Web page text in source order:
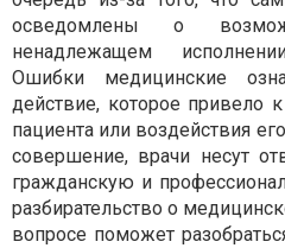
осведомлены о
ненадлежащем
Ошибки медицинские
действие, которое привело
пациента или воздействия
совершение, врачи несут
гражданскую и
разбирательство о
вопросе поможет